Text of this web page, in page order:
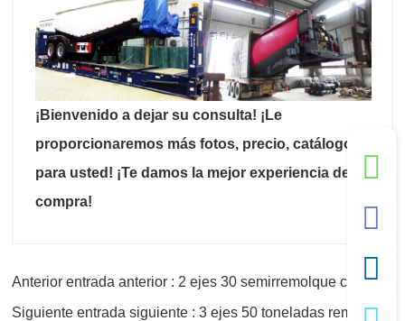
¡Bienvenido a dejar su consulta! ¡Le
proporcionaremos más fotos, precio, catálogo
para usted! ¡Te damos la mejor experiencia de
compra!
Anterior entrada anterior : 2 ejes 30 semirremolque cúbico de cemento
Siguiente entrada siguiente : 3 ejes 50 toneladas remolque de cemento a granel